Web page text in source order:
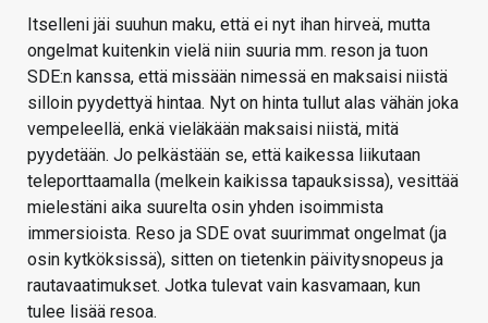
Itselleni jäi suuhun maku, että ei nyt ihan hirveä, mutta
ongelmat kuitenkin vielä niin suuria mm. reson ja tuon
SDE:n kanssa, että missään nimessä en maksaisi niistä
silloin pyydettyä hintaa. Nyt on hinta tullut alas vähän joka
vempeleellä, enkä vieläkään maksaisi niistä, mitä
pyydetään. Jo pelkästään se, että kaikessa liikutaan
teleporttaamalla (melkein kaikissa tapauksissa), vesittää
mielestäni aika suurelta osin yhden isoimmista
immersioista. Reso ja SDE ovat suurimmat ongelmat (ja
osin kytköksissä), sitten on tietenkin päivitysnopeus ja
rautavaatimukset. Jotka tulevat vain kasvamaan, kun
tulee lisää resoa.